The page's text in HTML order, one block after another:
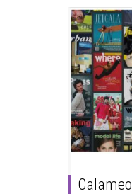
Calameo